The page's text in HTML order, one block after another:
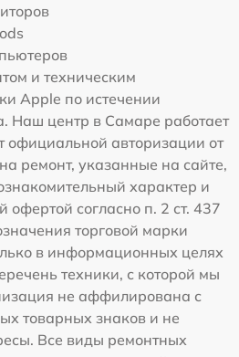
и техническим
Apple по истечении
Наш центр в Самаре работает
официальной авторизации от
ремонт, указанные на сайте,
характер и
офертой согласно п. 2 ст. 437
торговой марки
в информационных целях
техники, с которой мы
не аффилирована с
товарных знаков и не
Все виды ремонтных